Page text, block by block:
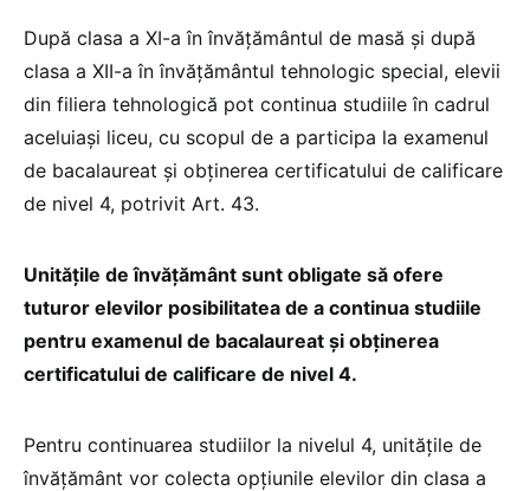
După clasa a XI-a în învățământul de masă și după
clasa a XII-a în învățământul tehnologic special, elevii
din filiera tehnologică pot continua studiile în cadrul
aceluiași liceu, cu scopul de a participa la examenul
de bacalaureat și obținerea certificatului de calificare
de nivel 4, potrivit Art. 43.
Unitățile de învățământ sunt obligate să ofere
tuturor elevilor posibilitatea de a continua studiile
pentru examenul de bacalaureat și obținerea
certificatului de calificare de nivel 4.
Pentru continuarea studiilor la nivelul 4, unitățile de
învățământ vor colecta opțiunile elevilor din clasa a